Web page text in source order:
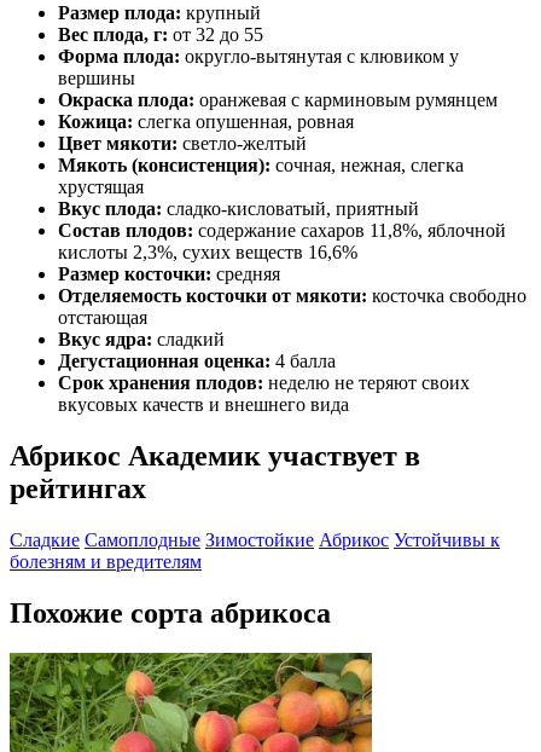
Размер плода: крупный
Вес плода, г: от 32 до 55
Форма плода: округло-вытянутая с клювиком у
вершины
Окраска плода: оранжевая с карминовым румянцем
Кожица: слегка опушенная, ровная
Цвет мякоти: светло-желтый
Мякоть (консистенция): сочная, нежная, слегка
хрустящая
Вкус плода: сладко-кисловатый, приятный
Состав плодов: содержание сахаров 11,8%, яблочной
кислоты 2,3%, сухих веществ 16,6%
Размер косточки: средняя
Отделяемость косточки от мякоти: косточка свободно
отстающая
Вкус ядра: сладкий
Дегустационная оценка: 4 балла
Срок хранения плодов: неделю не теряют своих
вкусовых качеств и внешнего вида
Абрикос Академик участвует в
рейтингах
Сладкие Самоплодные Зимостойкие Абрикос Устойчивы к
болезням и вредителям
Похожие сорта абрикоса